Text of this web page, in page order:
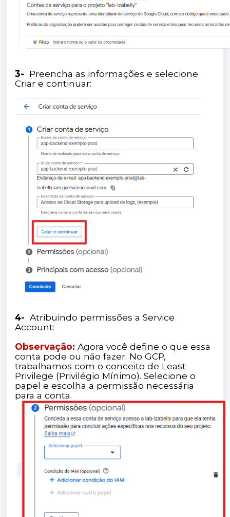
3- Preencha as informações e selecione
Criar e continuar:
4- Atribuindo permissões a Service
Account:
Observação: Agora você define o que essa
conta pode ou não fazer. No GCP,
trabalhamos com o conceito de Least
Privilege (Privilégio Mínimo). Selecione o
papel e escolha a permissão necessária
para a conta.